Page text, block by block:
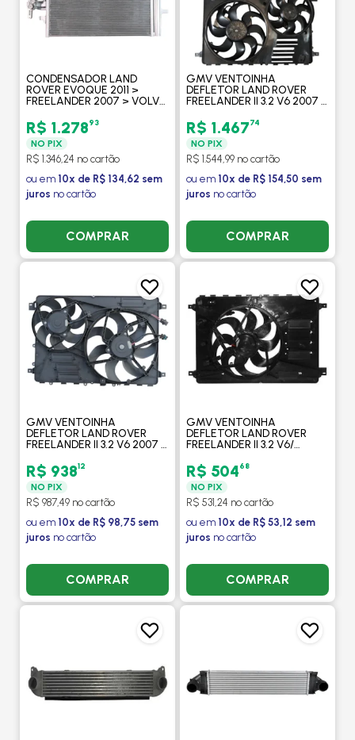
CONDENSADOR LAND
ROVER EVOQUE 2011 >
FREELANDER 2007 > VOLVO
XC70 2006 > XC60 2008>
V40 2013> - PROCOOLER
R$ 1.27893
NO PIX
R$ 1.346,24 no cartão
ou em 10x de R$ 134,62 sem
juros no cartão
COMPRAR
GMV VENTOINHA
DEFLETOR LAND ROVER
FREELANDER II 3.2 V6 2007 >
DISCOVERY SPORT 2016 > -
PROCOOLER
R$ 1.46774
NO PIX
R$ 1.544,99 no cartão
ou em 10x de R$ 154,50 sem
juros no cartão
COMPRAR
GMV VENTOINHA
DEFLETOR LAND ROVER
FREELANDER II 3.2 V6 2007 >
DISCOVERY SPORT 2016 >
SEM RESIST - PROCOOLER
R$ 93812
NO PIX
R$ 987,49 no cartão
ou em 10x de R$ 98,75 sem
juros no cartão
COMPRAR
GMV VENTOINHA
DEFLETOR LAND ROVER
FREELANDER II 3.2 V6/
2006 > XC60 2008 > S60/
V60 2010 > - PROCOOLER
R$ 50468
NO PIX
R$ 531,24 no cartão
ou em 10x de R$ 53,12 sem
juros no cartão
COMPRAR